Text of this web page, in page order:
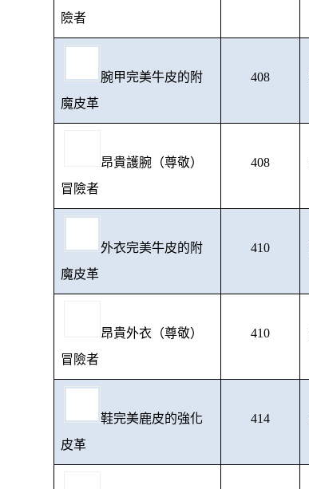
險者
腕甲完美牛皮的附
魔皮革
408
昂貴護腕（尊敬）
冒險者
408
外衣完美牛皮的附
魔皮革
410
昂貴外衣（尊敬）
冒險者
410
鞋完美鹿皮的強化
皮革
414